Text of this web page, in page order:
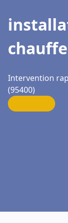
Intervention
(95400)